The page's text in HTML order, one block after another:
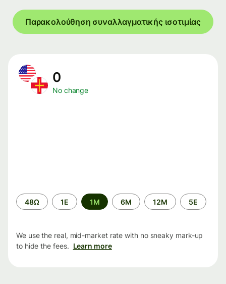
Παρακολούθηση συναλλαγματικής ισοτιμίας
0
No change
Time
period
48Ω 1Ε 1M 6M 12M 5Ε
We use the real, mid-market rate with no sneaky mark-up
to hide the fees. Learn more